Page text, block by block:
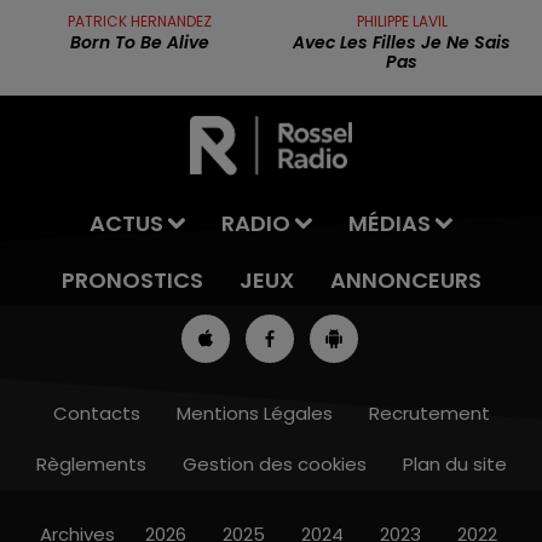
7h00 - 10h00
PATRICK HERNANDEZ
Born To Be Alive
PHILIPPE LAVIL
Avec Les Filles Je Ne Sais
Pas
ACTUS RADIO
MÉDIAS
PRONOSTICS
JEUX ANNONCEURS
Contacts Mentions Légales
Recrutement
Règlements
Gestion des cookies Plan du site
Archives 2026 2025 2024 2023 2022